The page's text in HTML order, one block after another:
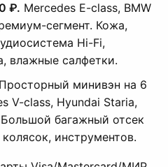
₽. Mercedes E-class, BMW
сегмент. Кожа,
Hi-Fi,
влажные салфетки.
Просторный минивэн на 6
V-class, Hyundai Staria,
багажный отсек
инструментов.